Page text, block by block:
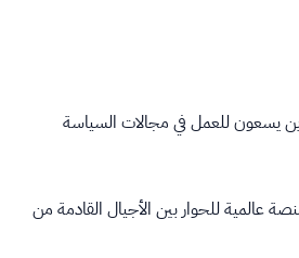
يسعون للعمل في مجالات السياسة
عالمية للحوار بين الأجيال القادمة من